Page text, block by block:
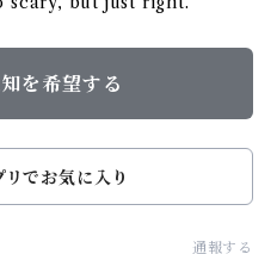
を希望する
でお気に入り
通報する